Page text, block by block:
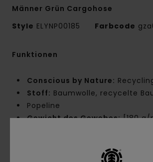
Männer Grün Cargohose
Style ELYNP00185 Farbcode
Funktionen
Conscious by Nature:
Stoff: Baumwolle, recycelte
Popeline
Gewicht des Gewebes:[180 g/
Niedriger Schritt